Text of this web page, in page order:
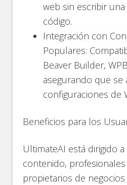
web sin escribir
código​.
Integración con
Populares:
Beaver Builder,
asegurando que se
configuraciones de
Beneficios para los
UltimateAI está dirigido
contenido,
propietarios de